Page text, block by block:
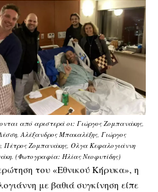
από αριστερά οι: Γιώργος Ζομπανάκης,
Αλέξανδρος Μπακαλέξης, Γιώργος
Πέτρος Ζομπανάκης, Ολγα Κεφαλογιάννη
(Φωτογραφία: Ηλίας Νεοφυτίδης)
του «Εθνικού Κήρυκα», η
με βαθιά συγκίνηση είπε